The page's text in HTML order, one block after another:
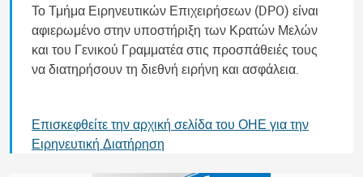
Το Τμήμα Ειρηνευτικών Επιχειρήσεων (DPO) είναι
αφιερωμένο στην υποστήριξη των Κρατών Μελών
και του Γενικού Γραμματέα στις προσπάθειές τους
να διατηρήσουν τη διεθνή ειρήνη και ασφάλεια.
Επισκεφθείτε την αρχική σελίδα του ΟΗΕ για την
Ειρηνευτική Διατήρηση